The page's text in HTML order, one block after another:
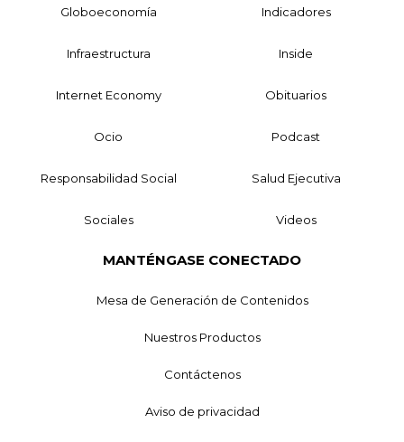
Globoeconomía Indicadores
Infraestructura Inside
Internet Economy Obituarios
Ocio Podcast
Responsabilidad Social Salud Ejecutiva
Sociales Videos
MANTÉNGASE CONECTADO
Mesa de Generación de Contenidos
Nuestros Productos
Contáctenos
Aviso de privacidad